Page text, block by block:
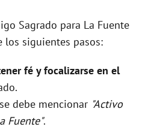
Sagrado para La Fuente
los siguientes pasos:
fé y focalizarse en el
debe mencionar "Activo
Fuente".